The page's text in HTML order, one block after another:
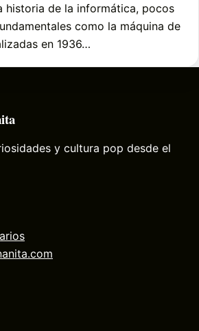
historia de la informática, pocos
como la máquina de
en 1936…
y cultura pop desde el